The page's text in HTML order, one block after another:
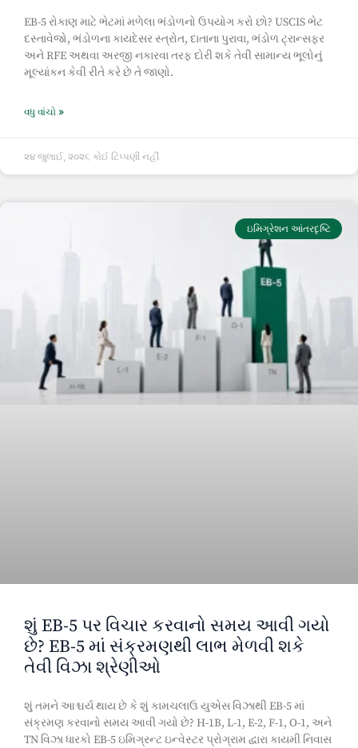
EB-5 રોકાણ માટે ભેટમાં મળેલા ભંડોળનો ઉપયોગ કરો છો? USCIS ભેટ
દસ્તાવેજો, ભંડોળના કાયદેસર સ્ત્રોત, દાતાના પુરાવા, ભંડોળ ટ્રાન્સફર
અને RFE અથવા અરજી નકારવા તરફ દોરી શકે તેવી સામાન્ય ભૂલોનું
મૂલ્યાંકન કેવી રીતે કરે છે તે જાણો.
વધુ વાંચો »
૨૪ જુલાઈ, ૨૦૨૬ કોઈ ટિપ્પણી નહીં
ઇમિગ્રેશન આંતરદૃષ્ટિ
શું EB-5 પર વિચાર કરવાનો સમય આવી ગયો
છે? EB-5 માં સંક્રમણથી લાભ મેળવી શકે
તેવી વિઝા શ્રેણીઓ
શું તમને આશ્ચર્ય થાય છે કે શું કામચલાઉ યુએસ વિઝાથી EB-5 માં
સંક્રમણ કરવાનો સમય આવી ગયો છે? H-1B, L-1, E-2, F-1, O-1, અને
TN વિઝા ધારકો EB-5 ઇમિગ્રન્ટ ઇન્વેસ્ટર પ્રોગ્રામ દ્વારા કાયમી નિવાસ